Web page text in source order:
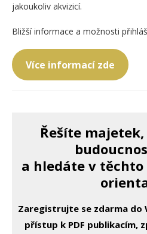
jakoukoliv akvizicí.
Bližší informace a možnosti
Více informací zde
Řešíte
a hledáte v
Zaregistrujte se zdarma do
přístup k PDF publikacím,